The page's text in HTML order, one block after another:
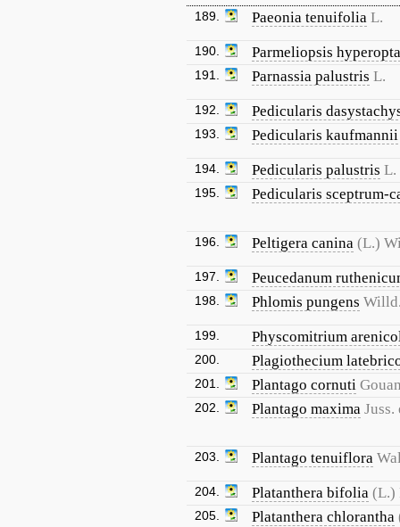
189. Paeonia tenuifolia L.
190. Parmeliopsis hyperopta
191. Parnassia palustris L.
192. Pedicularis
193. Pedicularis kaufmannii
194. Pedicularis palustris L.
195. Pedicularis sceptrum-
196. Peltigera canina (L.)
197. Peucedanum
198. Phlomis pungens
199. Physcomitrium
200. Plagiothecium
201. Plantago cornuti
202. Plantago maxima Juss.
203. Plantago tenuiflora
204. Platanthera bifolia (L.)
205. Platanthera chlorantha